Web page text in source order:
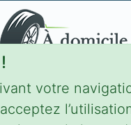
votre